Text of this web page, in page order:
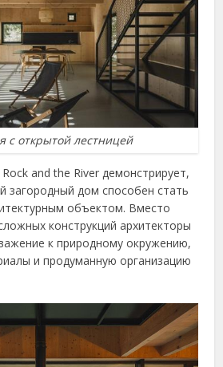
с открытой лестницей
and the River демонстрирует,
загородный дом способен стать
объектом. Вместо
конструкций архитекторы
к природному окружению,
и продуманную организацию